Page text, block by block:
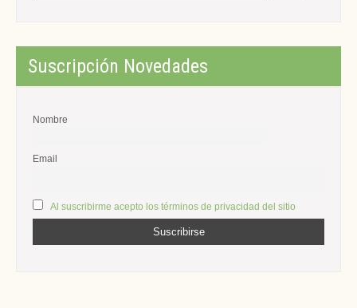
Suscripción Novedades
Nombre
Email
Al suscribirme acepto los términos de privacidad del sitio